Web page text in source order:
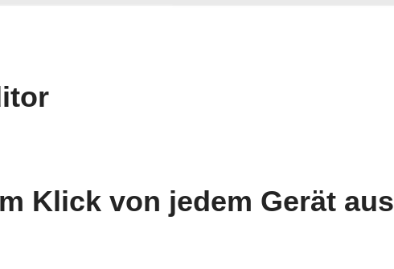
Klick von jedem Gerät aus